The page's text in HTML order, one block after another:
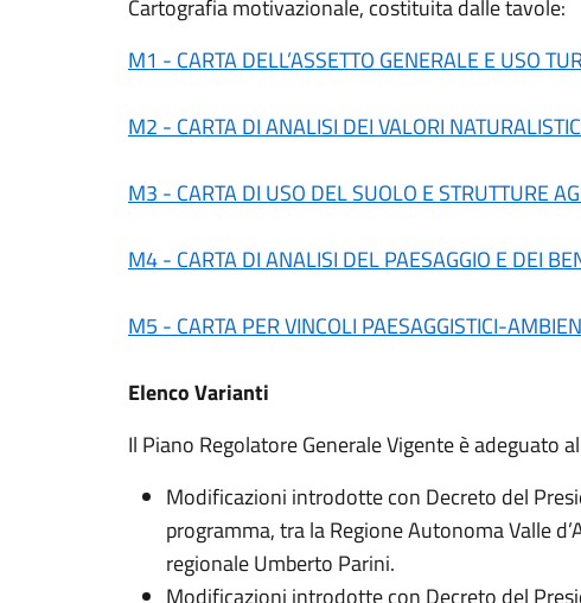
Cartografia motivazionale, costituita dalle tavole:
M1 - CARTA DELL’ASSETTO GENERALE E USO
M2 - CARTA DI ANALISI DEI VALORI
M3 - CARTA DI USO DEL SUOLO E STRUTTURE
M4 - CARTA DI ANALISI DEL PAESAGGIO E DEI
M5 - CARTA PER VINCOLI PAESAGGISTICI-
Elenco Varianti
Il Piano Regolatore Generale Vigente è adeguato
Modificazioni introdotte con Decreto del
programma, tra la Regione Autonoma Valle
regionale Umberto Parini.
Modificazioni introdotte con Decreto del